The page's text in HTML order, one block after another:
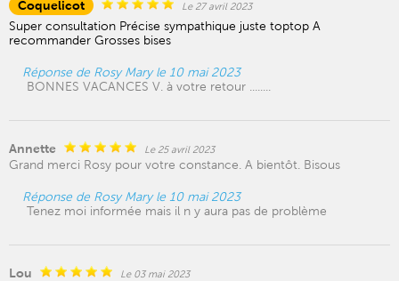
Coquelicot Le 27 avril 2023
Super consultation Précise sympathique juste toptop A
recommander Grosses bises
Réponse de Rosy Mary le 10 mai 2023
BONNES VACANCES V. à votre retour ........
Annette Le 25 avril 2023
Grand merci Rosy pour votre constance. A bientôt. Bisous
Réponse de Rosy Mary le 10 mai 2023
Tenez moi informée mais il n y aura pas de problème
Lou Le 03 mai 2023